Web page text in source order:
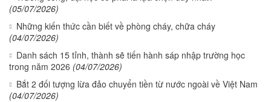
(05/07/2026)
Những kiến thức cần biết về phòng cháy, chữa cháy
(04/07/2026)
Danh sách 15 tỉnh, thành sẽ tiến hành sáp nhập trường học
trong năm 2026 (04/07/2026)
Bắt 2 đối tượng lừa đảo chuyển tiền từ nước ngoài về Việt Nam
(04/07/2026)